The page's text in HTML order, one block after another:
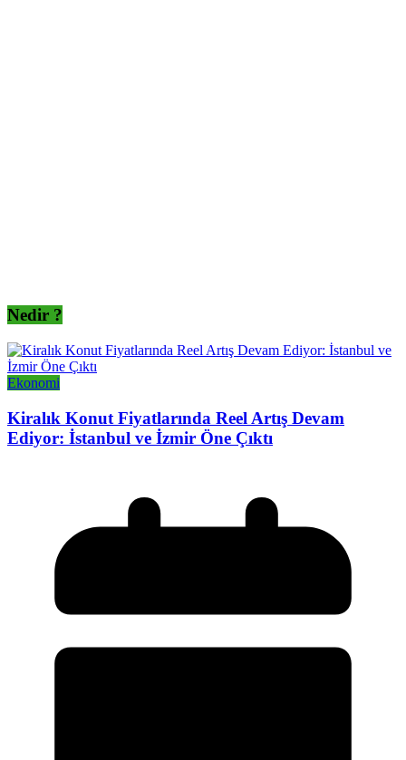
Nedir ?
Ekonomi
Kiralık Konut Fiyatlarında Reel Artış Devam
Ediyor: İstanbul ve İzmir Öne Çıktı